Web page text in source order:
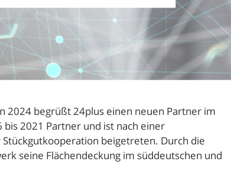
2024 begrüßt 24plus einen neuen Partner im
2021 Partner und ist nach einer
beigetreten. Durch die
seine Flächendeckung im süddeutschen und